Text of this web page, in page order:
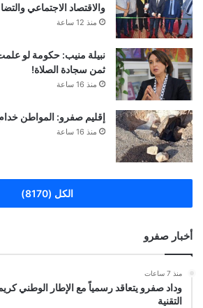
والاقتصاد الاجتماعي
منذ 12 ساعة
نبيلة منيب: حكومة لو
ثمن سجادة الصلاة!
منذ 16 ساعة
إقليم صفرو: المواطن
منذ 16 ساعة
الكل (8170)
أخبار صفرو
منذ 7 ساعات
وداد صفرو يتعاقد رسمياً مع الإطار الوطني
التقنية